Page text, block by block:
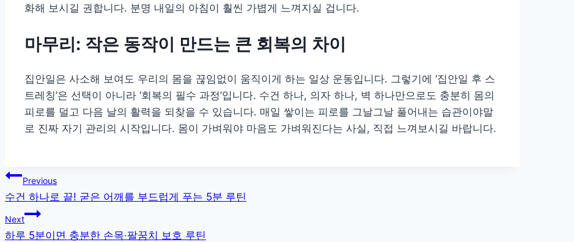
화해 보시길 권합니다. 분명 내일의 아침이 훨씬 가볍게 느껴지실 겁니다.
마무리: 작은 동작이 만드는 큰 회복의 차이
집안일은 사소해 보여도 우리의 몸을 끊임없이 움직이게 하는 일상 운동입니다. 그렇기에 ‘집안일 후 스
트레칭’은 선택이 아니라 ‘회복의 필수 과정’입니다. 수건 하나, 의자 하나, 벽 하나만으로도 충분히 몸의
피로를 덜고 다음 날의 활력을 되찾을 수 있습니다. 매일 쌓이는 피로를 그날그날 풀어내는 습관이야말
로 진짜 자기 관리의 시작입니다. 몸이 가벼워야 마음도 가벼워진다는 사실, 직접 느껴보시길 바랍니다.
글
탐
색
Previous
수건 하나로 끝! 굳은 어깨를 부드럽게 푸는 5분 루틴
Next
하루 5분이면 충분한 손목·팔꿈치 보호 루틴